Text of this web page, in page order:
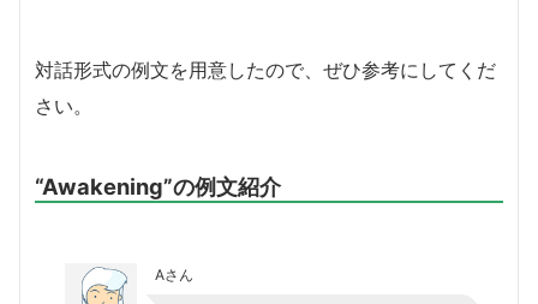
対話形式の例文を用意したので、ぜひ参考にしてくだ
さい。
“Awakening”の例文紹介
Aさん